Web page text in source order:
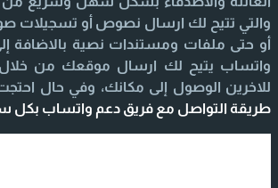
والتي تتيح لك ارسال نصوص أو تسجيلات
أو حتى ملفات ومستندات نصية بالاضافة
للاخرين الوصول إلى مكانك، وفي حال
طريقة التواصل مع فريق دعم واتساب بكل